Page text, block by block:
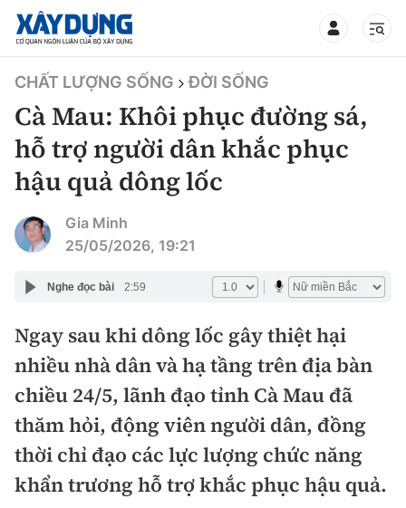
TIN BỘ XÂY DỰNG
CHUYÊN MỤC
Mới nhất
Thời sự
Chính trị
Xã hội
Chuyện dọc đường
Cải chính
Xây dựng
Chỉ đạo điều hành
Quy hoạch kiến trúc
Vật liệu xây dựng
Giao thông
Quản lý
Đường bộ
Kinh tế
Thị trường
CHẤT LƯỢNG SỐNG ĐỜI SỐNG
Cà Mau: Khôi phục đường sá,
hỗ trợ người dân khắc phục
hậu quả dông lốc
Gia Minh
25/05/2026, 19:21
Nghe đọc bài 2:59
Ngay sau khi dông lốc gây thiệt hại
nhiều nhà dân và hạ tầng trên địa bàn
chiều 24/5, lãnh đạo tỉnh Cà Mau đã
thăm hỏi, động viên người dân, đồng
thời chỉ đạo các lực lượng chức năng
khẩn trương hỗ trợ khắc phục hậu quả.